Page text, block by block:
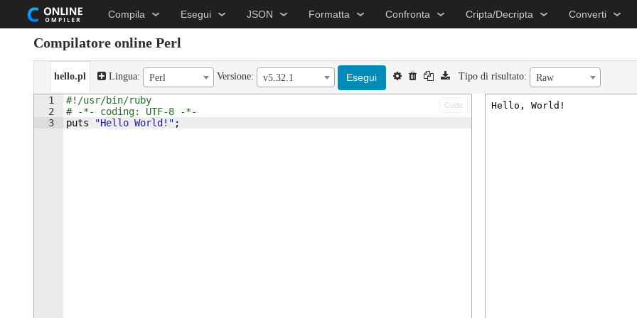
Compila Esegui JSON Formatta Confronta Cripta/Decripta Converti
Compilatore online Perl
hello.pl Lingua: Perl Versione: v5.32.1 Esegui Tipo di risultato: Raw
Code
1
2
3
#!/usr/bin/ruby
# -*- coding: UTF-8 -*-
puts
"Hello World!" ;